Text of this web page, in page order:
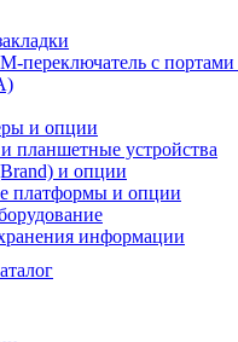
переключатель с
и опции
планшетные устройства
и опции
платформы и опции
информации